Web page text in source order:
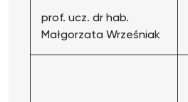
prof. ucz. dr hab.
Małgorzata Wrześniak